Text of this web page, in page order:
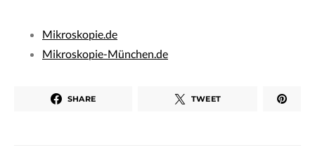
Mikroskopie.de
Mikroskopie-München.de
SHARE TWEET